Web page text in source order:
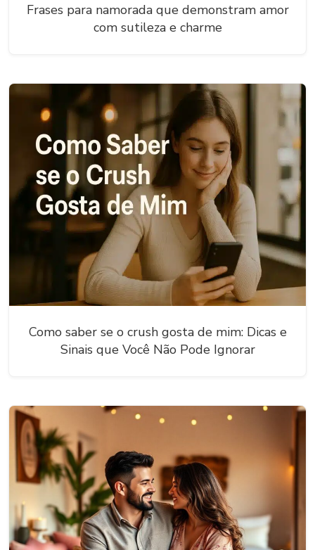
Frases para namorada que demonstram amor
com sutileza e charme
Como saber se o crush gosta de mim: Dicas e
Sinais que Você Não Pode Ignorar